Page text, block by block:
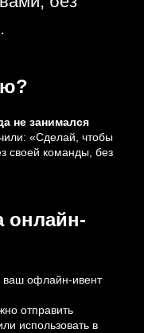
не занимался
«Сделай, чтобы
своей команды, без
онлайн-
офлайн-ивент
отправить
использовать в